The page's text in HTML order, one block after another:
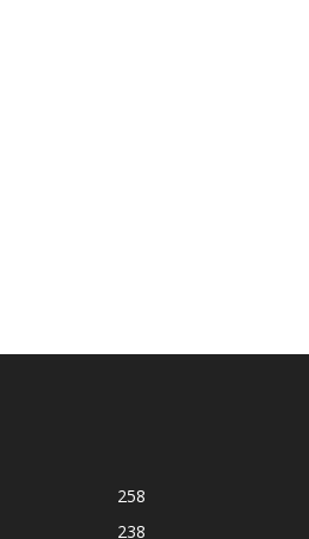
258
238